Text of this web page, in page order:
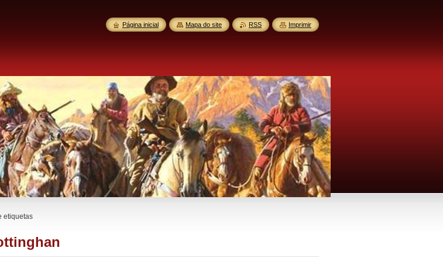
etiquetas
Página inicial Mapa do site RSS Imprimir